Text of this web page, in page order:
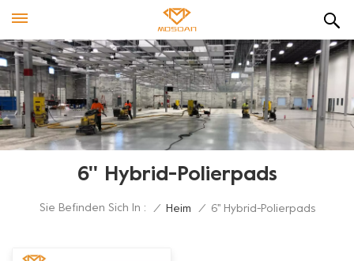
6'' Hybrid-Polierpads
Sie Befinden Sich In : / Heim / 6'' Hybrid-Polierpads